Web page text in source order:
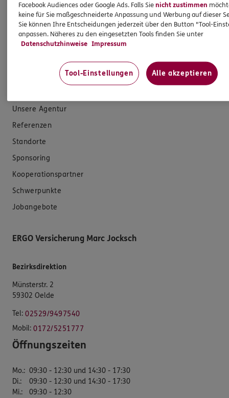
Schaden melden
Erstkontaktinformationen
EU-Offenlegungsvereinbarung
Das könnte Sie auch interessieren
Unsere Agentur
Referenzen
Standorte
Sponsoring
Kooperationspartner
Schwerpunkte
Jobangebote
ERGO Versicherung Marc Jocksch
Bezirksdirektion
Münsterstr. 2
59302 Oelde
Tel: 02529/9497540
Mobil: 0172/5251777
Öffnungszeiten
Mo.: 09:30 - 12:30 und 14:30 - 17:30
Di.:
09:30 - 12:30 und 14:30 - 17:30
Mi.:
09:30 - 12:30
Facebook Audiences oder Google Ads. Falls Sienicht zustimmen
keine für Sie maßgeschneiderte Anpassung und Werbung auf dieser
Sie können Ihre Entscheidungen jederzeit über den Button "Tool-
anpassen. Näheres zu den eingesetzten Tools finden Sie unter
Datenschutzhinweise Impressum
Tool-Einstellungen Alle akzeptieren